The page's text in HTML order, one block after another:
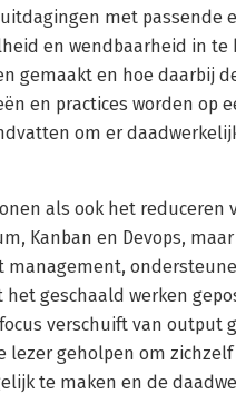
met passende
en wendbaarheid in te
gemaakt en hoe daarbij
en practices worden op
om er
als ook het reduceren
Kanban en Devops,
management,
geschaald werken
verschuift van output
lezer geholpen om
te maken en de